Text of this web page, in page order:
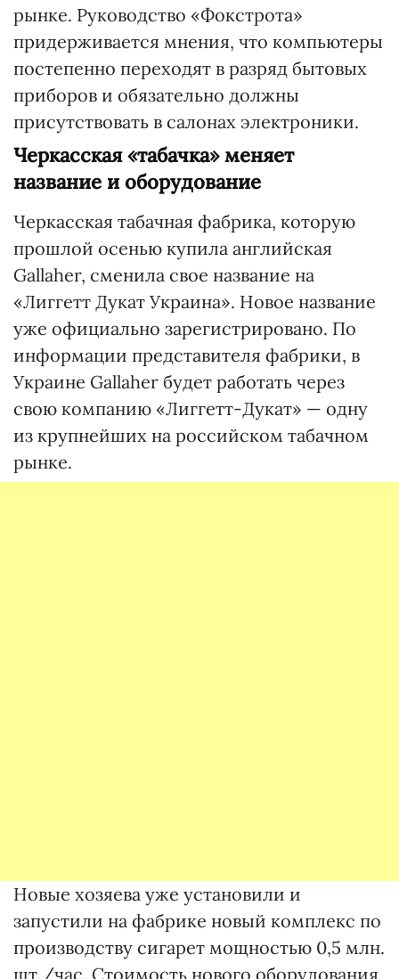
рынке. Руководство «Фокстрота»
придерживается мнения, что компьютеры
постепенно переходят в разряд бытовых
приборов и обязательно должны
присутствовать в салонах электроники.
Черкасская «табачка» меняет
название и оборудование
Черкасская табачная фабрика, которую
прошлой осенью купила английская
Gallaher, сменила свое название на
«Лиггетт Дукат Украина». Новое название
уже официально зарегистрировано. По
информации представителя фабрики, в
Украине Gallaher будет работать через
свою компанию «Лиггетт-Дукат» — одну
из крупнейших на российском табачном
рынке.
Новые хозяева уже установили и
запустили на фабрике новый комплекс по
производству сигарет мощностью 0,5 млн.
шт./час. Стоимость нового оборудования